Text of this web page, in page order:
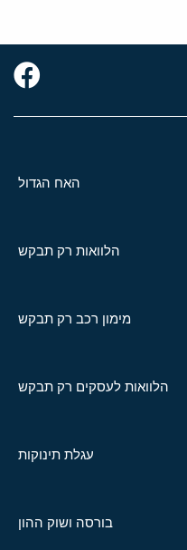
האח הגדול
הלוואות רק תבקש
מימון רכב רק תבקש
הלוואות לעסקים רק תבקש
עגלת תינוקות
בורסה ושוק ההון